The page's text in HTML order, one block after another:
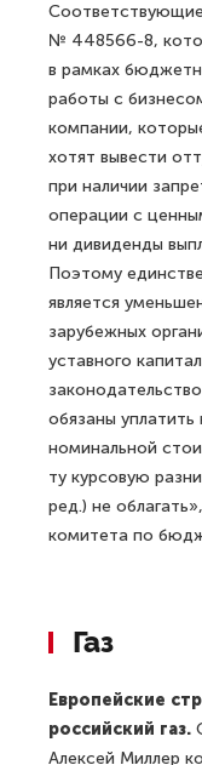
Соответствующие
№ 448566-8,
в рамках
работы с
компании,
хотят вывести
при наличии
операции с
ни дивиденды
Поэтому
является
зарубежных
уставного
обязаны
номинальной
ту курсовую
ред.) не
комитета по
Газ
Европейские
российский газ.
Алексей Миллер